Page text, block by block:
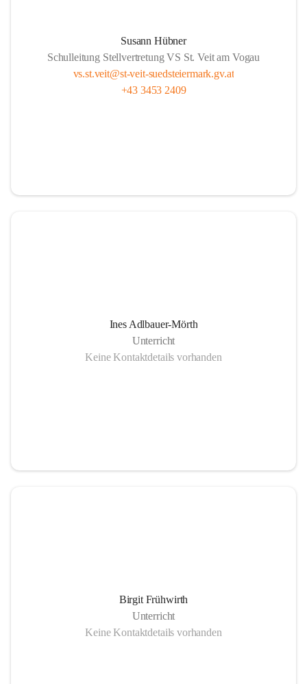
Susann Hübner
Schulleitung Stellvertretung VS St. Veit am Vogau
vs.st.veit@st-veit-suedsteiermark.gv.at
+43 3453 2409
Ines Adlbauer-Mörth
Unterricht
Keine Kontaktdetails vorhanden
Birgit Frühwirth
Unterricht
Keine Kontaktdetails vorhanden